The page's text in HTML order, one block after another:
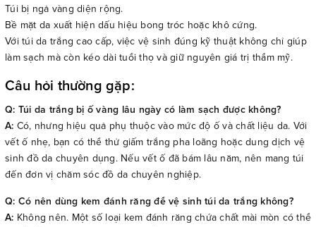
Túi bị ngả vàng diện rộng.
Bề mặt da xuất hiện dấu hiệu bong tróc hoặc khô cứng.
Với túi da trắng cao cấp, việc vệ sinh đúng kỹ thuật không chỉ giúp
làm sạch mà còn kéo dài tuổi thọ và giữ nguyên giá trị thẩm mỹ.
Câu hỏi thường gặp:
Q: Túi da trắng bị ố vàng lâu ngày có làm sạch được không?
A: Có, nhưng hiệu quả phụ thuộc vào mức độ ố và chất liệu da. Với
vết ố nhẹ, bạn có thể thử giấm trắng pha loãng hoặc dung dịch vệ
sinh đồ da chuyên dụng. Nếu vết ố đã bám lâu năm, nên mang túi
đến đơn vị chăm sóc đồ da chuyên nghiệp.
Q: Có nên dùng kem đánh răng để vệ sinh túi da trắng không?
A: Không nên. Một số loại kem đánh răng chứa chất mài mòn có thể